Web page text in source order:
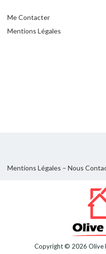
Me Contacter
Mentions Légales
Mentions Légales – Nous
Copyright © 2026 Olive